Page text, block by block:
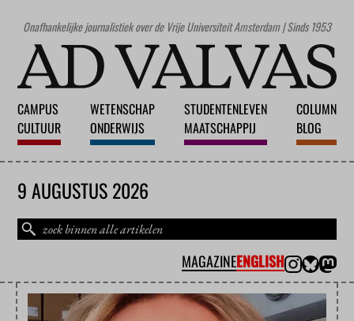
Onafhankelijke journalistiek over de Vrije Universiteit Amsterdam | Sinds 1953
CAMPUS
CULTUUR
WETENSCHAP
ONDERWIJS
STUDENTENLEVEN
MAATSCHAPPIJ
COLUMN
BLOG
9 AUGUSTUS 2026
MAGAZINEENGLISH